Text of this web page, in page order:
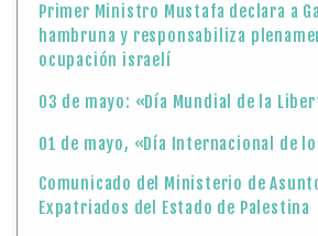
Primer Ministro Mustafa declara a
hambruna y responsabiliza
ocupación israelí
03 de mayo: «Día Mundial de la
01 de mayo, «Día Internacional de
Comunicado del Ministerio de
Expatriados del Estado de Palestina